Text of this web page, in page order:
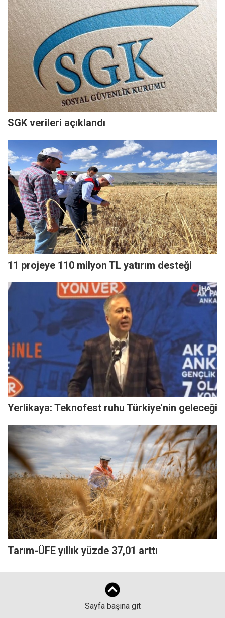
SGK verileri açıklandı
11 projeye 110 milyon TL yatırım desteği
Yerlikaya: Teknofest ruhu Türkiye'nin geleceği
Tarım-ÜFE yıllık yüzde 37,01 arttı
Sayfa başına git